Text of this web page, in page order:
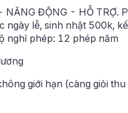
ĐỘNG - HỖ TRỢ.
ngày lễ, sinh nhật 500k,
nghỉ phép: 12 phép năm
giới hạn (càng giỏi